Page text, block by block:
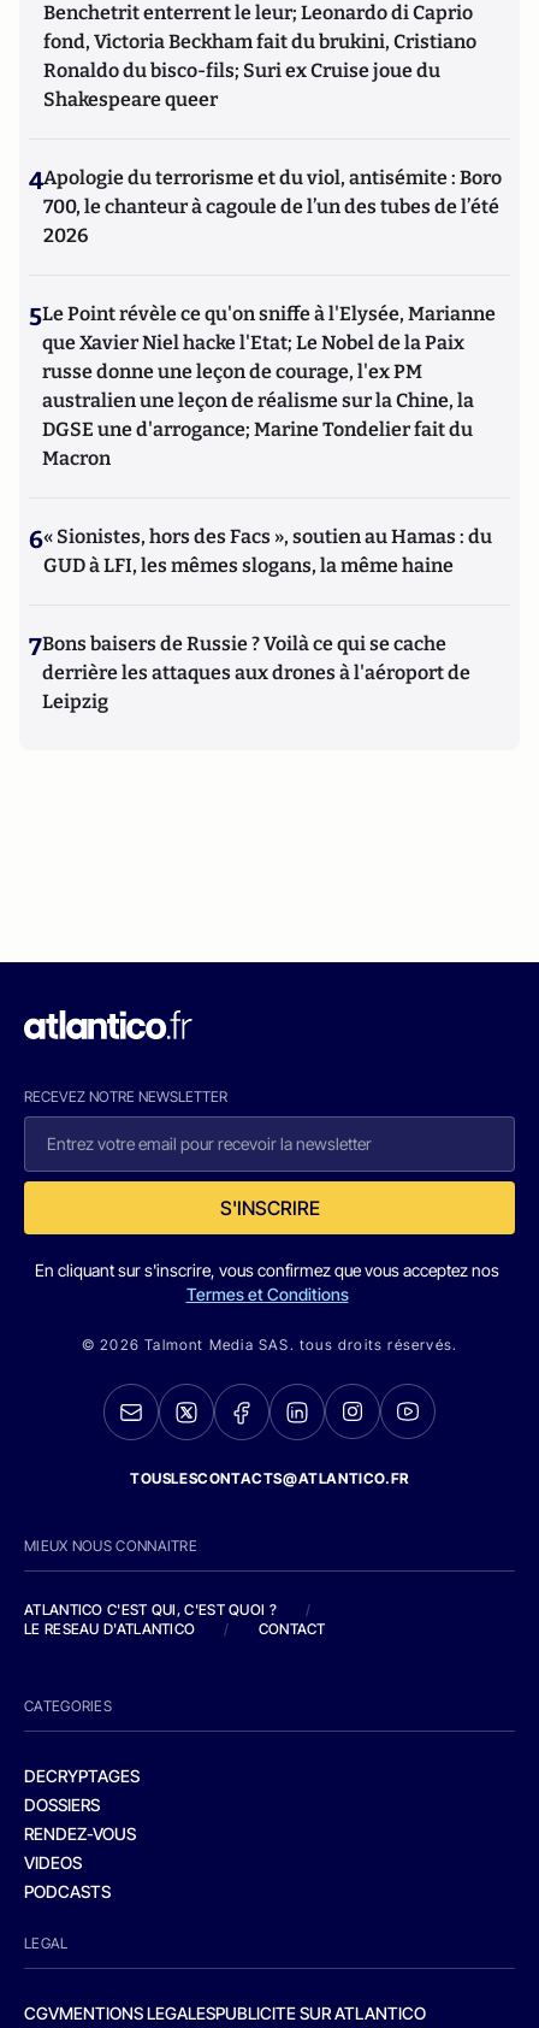
Benchetrit enterrent le leur; Leonardo di Caprio
fond, Victoria Beckham fait du brukini, Cristiano
Ronaldo du bisco-fils; Suri ex Cruise joue du
Shakespeare queer
4Apologie du terrorisme et du viol, antisémite : Boro
700, le chanteur à cagoule de l’un des tubes de l’été
2026
5Le Point révèle ce qu'on sniffe à l'Elysée, Marianne
que Xavier Niel hacke l'Etat; Le Nobel de la Paix
russe donne une leçon de courage, l'ex PM
australien une leçon de réalisme sur la Chine, la
DGSE une d'arrogance; Marine Tondelier fait du
Macron
6« Sionistes, hors des Facs », soutien au Hamas : du
GUD à LFI, les mêmes slogans, la même haine
7Bons baisers de Russie ? Voilà ce qui se cache
derrière les attaques aux drones à l'aéroport de
Leipzig
RECEVEZ NOTRE NEWSLETTER
S'INSCRIRE
En cliquant sur s'inscrire, vous confirmez que vous acceptez nos
Termes et Conditions
© 2026 Talmont Media SAS. tous droits réservés.
TOUSLESCONTACTS@ATLANTICO.FR
MIEUX NOUS CONNAITRE
ATLANTICO C'EST QUI, C'EST QUOI ?
/
LE RESEAU D'ATLANTICO
/ CONTACT
CATEGORIES
DECRYPTAGES
DOSSIERS
RENDEZ-VOUS
VIDEOS
PODCASTS
LEGAL
CGVMENTIONS LEGALESPUBLICITE SUR ATLANTICO